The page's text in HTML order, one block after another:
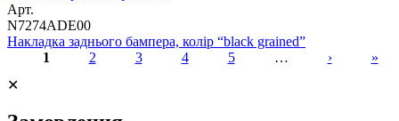
Арт.
N7274ADE00
Накладка заднього бампера, колір “black grained”
Сторінки
1 2 3 4 5 … ›
»
✕